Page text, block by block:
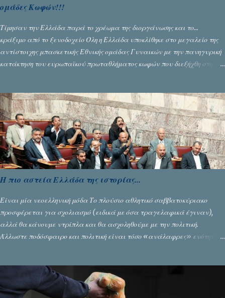
ομάδες Κωφών!!!
Τίμησαν την Ελλάδα παρά το χρέωμα της διοργάνωσης και το...
κράξιμο από το ξενοδοχείο Όλη η Ελλάδα υποκλίθηκε στο μεγαλείο της
αντίστοιχης μπασκετικής Εθνικής ομάδας Γυναικών με την πανηγυρική
κατάκτηση του ευρωπαϊκού πρωταθλήματος κωφών που διεξήχθη στη
τους που ολοκληρώθηκε με τη νίκη τους στον τελικό επί της Λιθουανίας,
υπάρχουν και τα δυσάρεστα. Τα πολύ δυσάρεστα...
Η πιο αστεία Ελλάδα της ιστορίας...
Είναι μία νεοελληνική μόδα Το πλούσιο αθλητικό σαββατοκύριακο
προσφέρεται για σχολιασμό (ειδικά με όσα τραγελαφικά έγιναν),
αλλά θα κάνουμε ντρίπλα και θα ασχοληθούμε με την πολιτική.
Άλλωστε ποδόσφαιρο και πολιτική είναι τόσο «ανάλαφρες» ενότητες